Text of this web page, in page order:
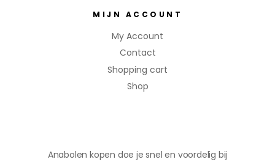
Anabolen kopen doe je snel en voordelig bij
MIJN ACCOUNT
My Account
Contact
Shopping cart
Shop